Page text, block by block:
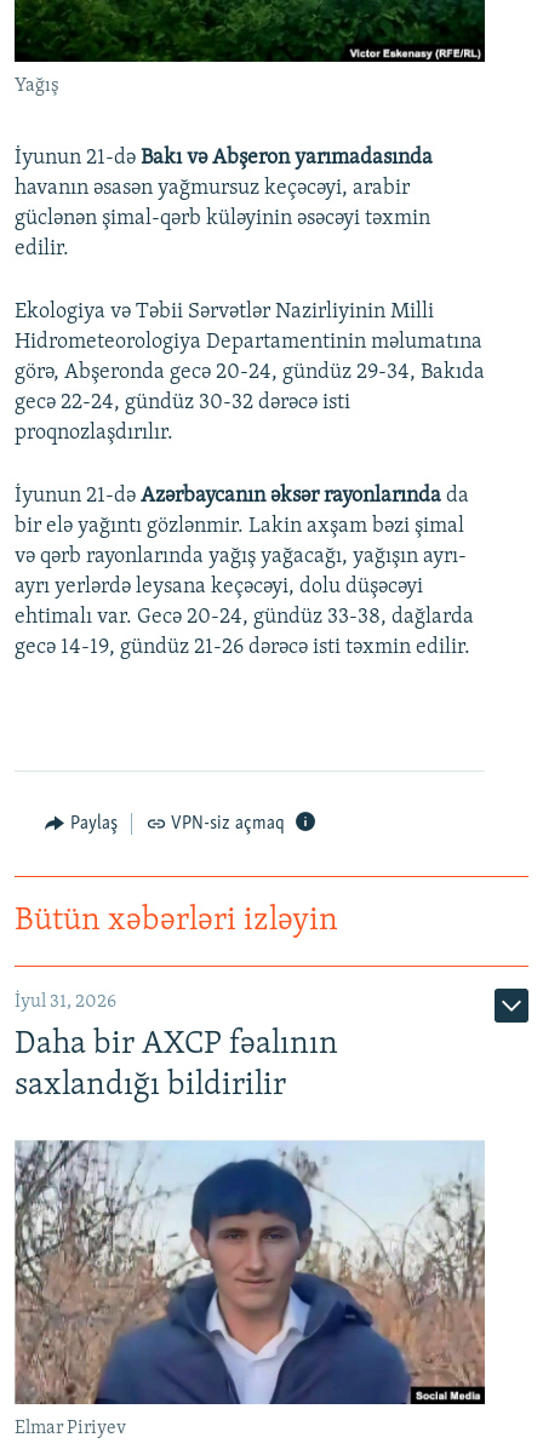
İNFOQRAFIKA
KARIKATURA
AZƏRBAYCAN ƏDƏBIYYATI KITABXANASI
İSLAM VƏ DEMOKRATIYA
MISSIYAMIZ
PEŞƏ ETIKASI VƏ JURNALISTIKA STANDARTLARIMIZ
AZADLIQRADIOSU MOBIL TELEFONUNUZDA
BIZIMLƏ ƏLAQƏ
XƏBƏR BÜLLETENLƏRIMIZ
BIZI IZLƏ
RFE/RL-in bütün saytları
Yağış
İyunun 21-də Bakı və Abşeron yarımadasında
havanın əsasən yağmursuz keçəcəyi, arabir
güclənən şimal-qərb küləyinin əsəcəyi təxmin
edilir.
Ekologiya və Təbii Sərvətlər Nazirliyinin Milli
Hidrometeorologiya Departamentinin məlumatına
görə, Abşeronda gecə 20-24, gündüz 29-34, Bakıda
gecə 22-24, gündüz 30-32 dərəcə isti
proqnozlaşdırılır.
İyunun 21-də Azərbaycanın əksər rayonlarında da
bir elə yağıntı gözlənmir. Lakin axşam bəzi şimal
və qərb rayonlarında yağış yağacağı, yağışın ayrı-
ayrı yerlərdə leysana keçəcəyi, dolu düşəcəyi
ehtimalı var. Gecə 20-24, gündüz 33-38, dağlarda
gecə 14-19, gündüz 21-26 dərəcə isti təxmin edilir.
Paylaş VPN-siz açmaq
Bütün xəbərləri izləyin
İyul 31, 2026
Daha bir AXCP fəalının
saxlandığı bildirilir
Elmar Piriyev